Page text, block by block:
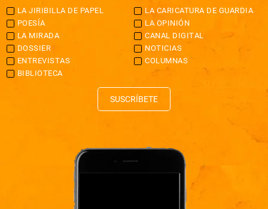
LA JIRIBILLA DE PAPEL
LA CARICATURA DE GUARDIA
POESÍA
LA OPINIÓN
LA MIRADA
CANAL DIGITAL
DOSSIER
NOTICIAS
ENTREVISTAS
COLUMNAS
BIBLIOTECA
SUSCRÍBETE